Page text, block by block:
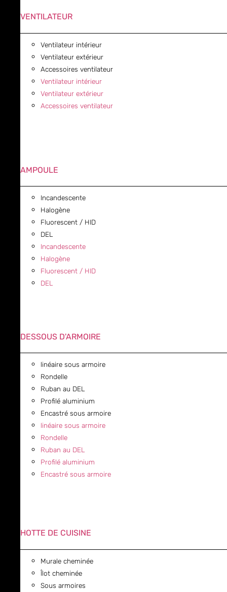
VENTILATEUR
Ventilateur intérieur
Ventilateur extérieur
Accessoires ventilateur
Ventilateur intérieur
Ventilateur extérieur
Accessoires ventilateur
AMPOULE
Incandescente
Halogène
Fluorescent / HID
DEL
Incandescente
Halogène
Fluorescent / HID
DEL
DESSOUS D'ARMOIRE
linéaire sous armoire
Rondelle
Ruban au DEL
Profilé aluminium
Encastré sous armoire
linéaire sous armoire
Rondelle
Ruban au DEL
Profilé aluminium
Encastré sous armoire
HOTTE DE CUISINE
Murale cheminée
Îlot cheminée
Sous armoires